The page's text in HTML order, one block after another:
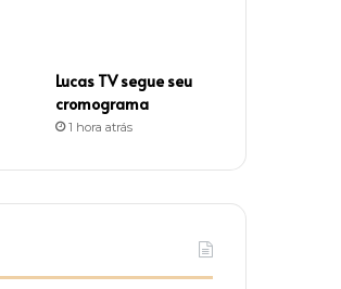
Lucas TV segue seu
cromograma
1 hora atrás